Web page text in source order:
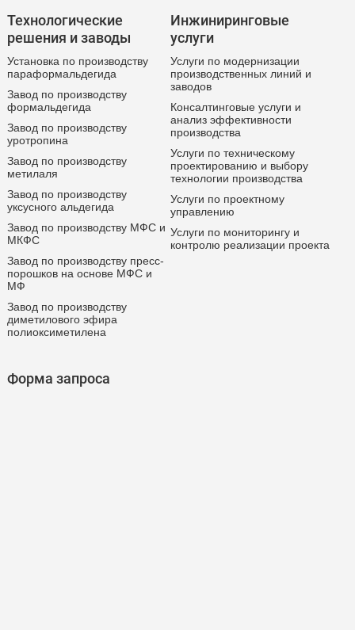
Технологические
решения и заводы
Установка по производству
параформальдегида
Завод по производству
формальдегида
Завод по производству
уротропина
Завод по производству
метилаля
Завод по производству
уксусного альдегида
Завод по производству МФС и
МКФС
Завод по производству пресс-
порошков на основе МФС и
МФ
Завод по производству
диметилового эфира
полиоксиметилена
Инжиниринговые
услуги
Услуги по модернизации
производственных линий и
заводов
Консалтинговые услуги и
анализ эффективности
производства
Услуги по техническому
проектированию и выбору
технологии производства
Услуги по проектному
управлению
Услуги по мониторингу и
контролю реализации проекта
Форма запроса